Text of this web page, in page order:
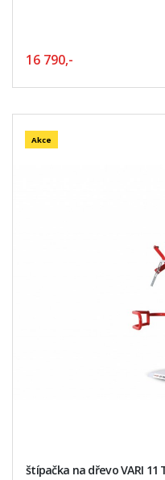
16 790,-
Akce
štípačka na dřevo VARI 11